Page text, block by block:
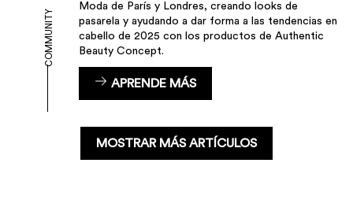
Moda de París y Londres, creando looks de
pasarela y ayudando a dar forma a las tendencias en
cabello de 2025 con los productos de Authentic
Beauty Concept.
APRENDE MÁS
COMMUNITY
MOSTRAR MÁS ARTÍCULOS